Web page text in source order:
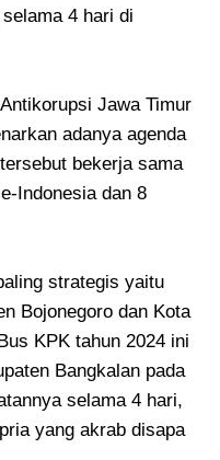
4 hari di
Jawa Timur
adanya agenda
bekerja sama
Indonesia dan 8
strategis yaitu
Bojonegoro dan Kota
KPK tahun 2024 ini
Bangkalan pada
selama 4 hari,
yang akrab disapa